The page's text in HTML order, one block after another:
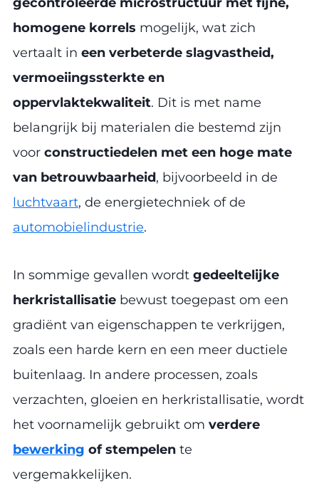
homogene korrels mogelijk, wat zich
vertaalt in een verbeterde slagvastheid,
vermoeiingssterkte en
oppervlaktekwaliteit. Dit is met name
belangrijk bij materialen die bestemd zijn
voor constructiedelen met een hoge mate
van betrouwbaarheid, bijvoorbeeld in de
luchtvaart, de energietechniek of de
automobielindustrie.
In sommige gevallen wordt gedeeltelijke
herkristallisatie bewust toegepast om een
gradiënt van eigenschappen te verkrijgen,
zoals een harde kern en een meer ductiele
buitenlaag. In andere processen, zoals
verzachten, gloeien en herkristallisatie, wordt
het voornamelijk gebruikt om verdere
bewerking of stempelen te
vergemakkelijken.